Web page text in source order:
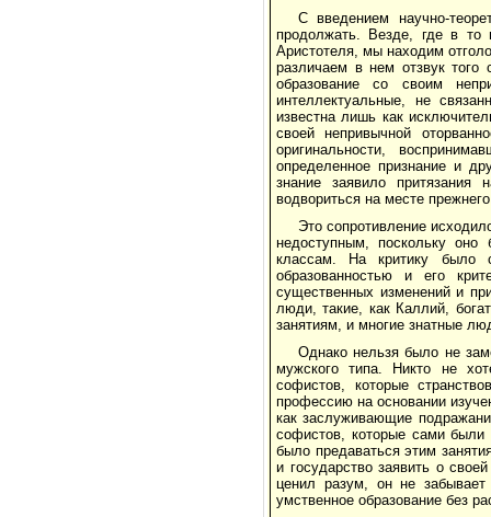
С введением научно-
продолжать. Везде, где в то
Аристотеля, мы находим
различаем в нем отзвук того
образование со своим
интеллектуальные, не
известна лишь как
своей непривычной
оригинальности,
определенное признание и
знание заявило
водвориться на месте
Это сопротивление
недоступным, поскольку
классам. На критику было
образованностью и его
существенных изменений и
люди, такие, как Каллий,
занятиям, и многие знатные
Однако нельзя было не
мужского типа. Никто не
софистов, которые
профессию на основании
как заслуживающие
софистов, которые сами были
было предаваться этим
и государство заявить о
ценил разум, он не
умственное образование без